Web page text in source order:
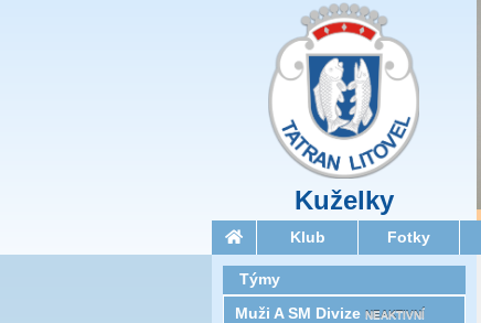
Kuželky
Klub Fotky
Týmy
Muži A SM Divize NEAKTIVNÍ